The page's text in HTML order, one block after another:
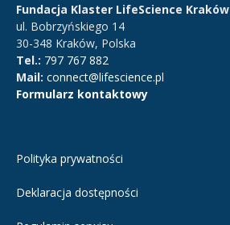
Fundacja Klaster LifeScience Kraków
ul. Bobrzyńskiego 14
30-348 Kraków, Polska
Tel.: 797 767 882
Mail: connect@lifescience.pl
Formularz kontaktowy
Polityka prywatności
Deklaracja dostępności